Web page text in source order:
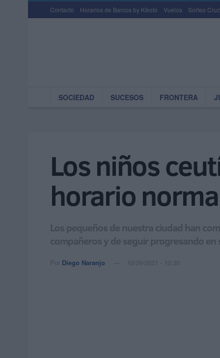
Contacto Horarios de Barcos by Kikoto Vuelos Sorteo
SOCIEDAD SUCESOS FRONTERA
Los niños
horario
Los pequeños de nuestra ciudad han
compañeros y de seguir progresando en
Por Diego Naranjo 10/09/2021 - 10:30